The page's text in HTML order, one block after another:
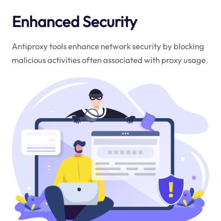
Enhanced Security
Antiproxy tools enhance network security by blocking
malicious activities often associated with proxy usage.